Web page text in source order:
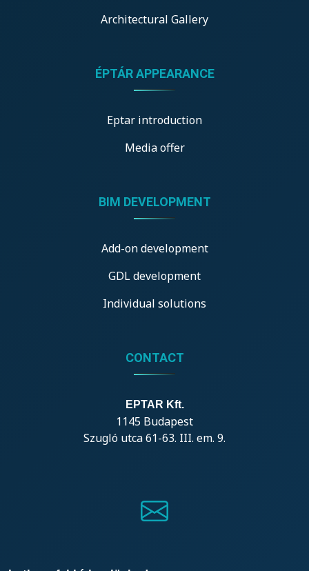
Architectural Gallery
ÉPTÁR APPEARANCE
Eptar introduction
Media offer
BIM DEVELOPMENT
Add-on development
GDL development
Individual solutions
CONTACT
EPTAR Kft.
1145 Budapest
Szugló utca 61-63. III. em. 9.